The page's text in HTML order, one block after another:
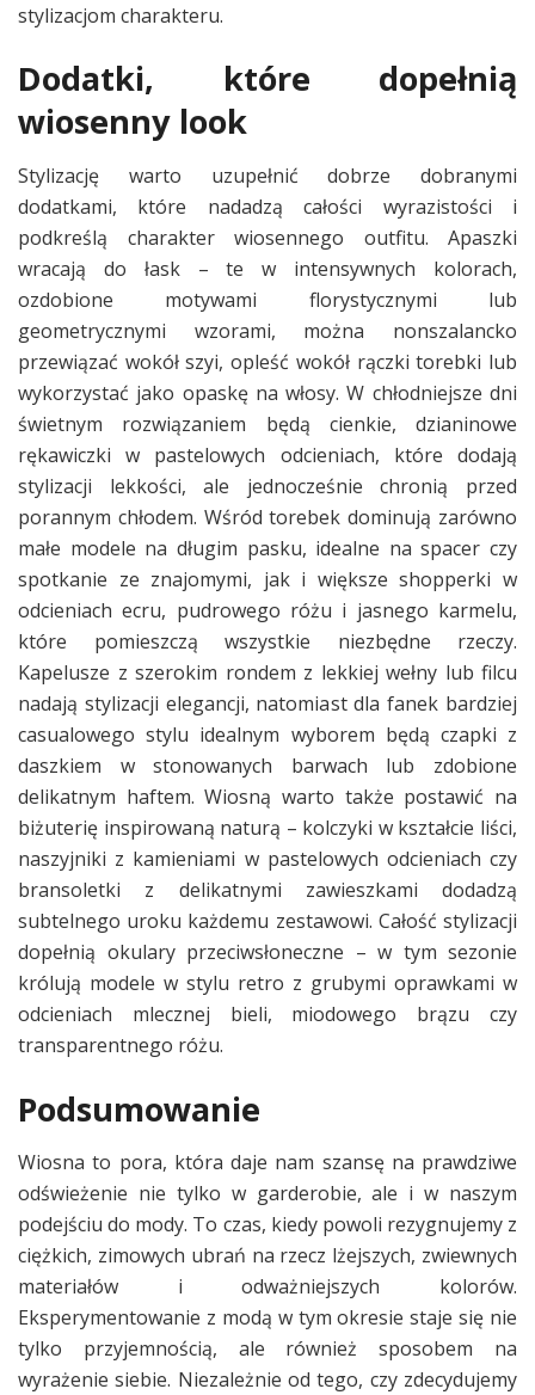
stylizacjom charakteru.
Dodatki, które dopełnią
wiosenny look
Stylizację warto uzupełnić dobrze dobranymi
dodatkami, które nadadzą całości wyrazistości i
podkreślą charakter wiosennego outfitu. Apaszki
wracają do łask – te w intensywnych kolorach,
ozdobione motywami florystycznymi lub
geometrycznymi wzorami, można nonszalancko
przewiązać wokół szyi, opleść wokół rączki torebki lub
wykorzystać jako opaskę na włosy. W chłodniejsze dni
świetnym rozwiązaniem będą cienkie, dzianinowe
rękawiczki w pastelowych odcieniach, które dodają
stylizacji lekkości, ale jednocześnie chronią przed
porannym chłodem. Wśród torebek dominują zarówno
małe modele na długim pasku, idealne na spacer czy
spotkanie ze znajomymi, jak i większe shopperki w
odcieniach ecru, pudrowego różu i jasnego karmelu,
które pomieszczą wszystkie niezbędne rzeczy.
Kapelusze z szerokim rondem z lekkiej wełny lub filcu
nadają stylizacji elegancji, natomiast dla fanek bardziej
casualowego stylu idealnym wyborem będą czapki z
daszkiem w stonowanych barwach lub zdobione
delikatnym haftem. Wiosną warto także postawić na
biżuterię inspirowaną naturą – kolczyki w kształcie liści,
naszyjniki z kamieniami w pastelowych odcieniach czy
bransoletki z delikatnymi zawieszkami dodadzą
subtelnego uroku każdemu zestawowi. Całość stylizacji
dopełnią okulary przeciwsłoneczne – w tym sezonie
królują modele w stylu retro z grubymi oprawkami w
odcieniach mlecznej bieli, miodowego brązu czy
transparentnego różu.
Podsumowanie
Wiosna to pora, która daje nam szansę na prawdziwe
odświeżenie nie tylko w garderobie, ale i w naszym
podejściu do mody. To czas, kiedy powoli rezygnujemy z
ciężkich, zimowych ubrań na rzecz lżejszych, zwiewnych
materiałów i odważniejszych kolorów.
Eksperymentowanie z modą w tym okresie staje się nie
tylko przyjemnością, ale również sposobem na
wyrażenie siebie. Niezależnie od tego, czy zdecydujemy